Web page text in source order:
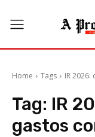
Home Tags IR
Tag: IR
gastos